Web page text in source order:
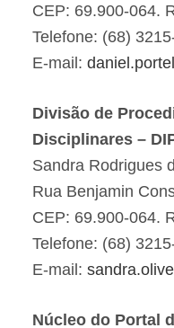
CEP: 69.900-064.
Telefone: (68)
E-mail:
Divisão de
Disciplinares –
Sandra Rodrigues
Rua Benjamin
CEP: 69.900-064.
Telefone: (68)
E-mail:
Núcleo do Portal